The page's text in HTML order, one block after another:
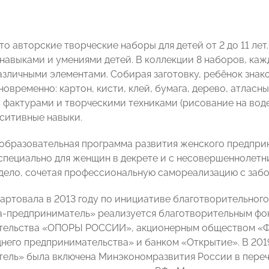
авторские творческие наборы для детей от 2 до 11
и умениями детей. В коллекции 8 наборов,
элементами. Собирая заготовку, ребёнок
картон, кисти, клей, бумага, дерево,
и творческими техниками (рисование на
навыки.
программа развития женского
для женщин в декрете и с
сочетая профессиональную самореализацию с
в 2013 году по инициативе
реализуется благотворительным
«ОПОРЫ РОССИИ», акционерным обществом
предпринимательства» и банком «Открытие». В
была включена Минэкономразвития России в